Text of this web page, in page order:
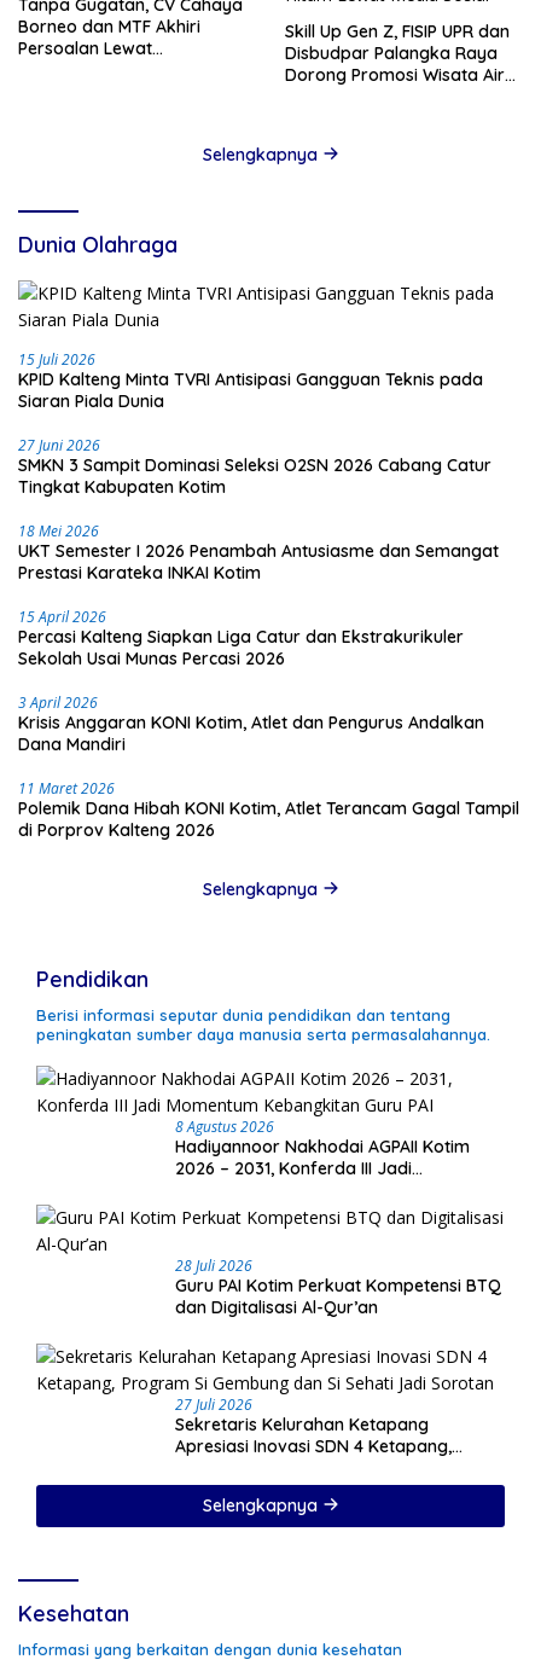
Tanpa Gugatan, CV Cahaya
Borneo dan MTF Akhiri
Persoalan Lewat
Skill Up Gen Z, FISIP UPR dan
Disbudpar Palangka Raya
Dorong Promosi Wisata Air
Selengkapnya
Dunia Olahraga
15 Juli 2026
KPID Kalteng Minta TVRI Antisipasi Gangguan Teknis pada
Siaran Piala Dunia
27 Juni 2026
SMKN 3 Sampit Dominasi Seleksi O2SN 2026 Cabang Catur
Tingkat Kabupaten Kotim
18 Mei 2026
UKT Semester I 2026 Penambah Antusiasme dan Semangat
Prestasi Karateka INKAI Kotim
15 April 2026
Percasi Kalteng Siapkan Liga Catur dan Ekstrakurikuler
Sekolah Usai Munas Percasi 2026
3 April 2026
Krisis Anggaran KONI Kotim, Atlet dan Pengurus Andalkan
Dana Mandiri
11 Maret 2026
Polemik Dana Hibah KONI Kotim, Atlet Terancam Gagal Tampil
di Porprov Kalteng 2026
Selengkapnya
Pendidikan
Berisi informasi seputar dunia pendidikan dan tentang
peningkatan sumber daya manusia serta permasalahannya.
8 Agustus 2026
Hadiyannoor Nakhodai AGPAII Kotim
2026 – 2031, Konferda III Jadi
28 Juli 2026
Guru PAI Kotim Perkuat Kompetensi BTQ
dan Digitalisasi Al-Qur’an
27 Juli 2026
Sekretaris Kelurahan Ketapang
Apresiasi Inovasi SDN 4 Ketapang,
Sorotan
Selengkapnya
Kesehatan
Informasi yang berkaitan dengan dunia kesehatan